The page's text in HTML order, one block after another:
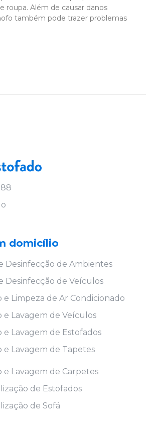
roupa. Além de causar danos
também pode trazer problemas
domicílio
Desinfecção de Ambientes
Desinfecção de Veículos
e Limpeza de Ar Condicionado
e Lavagem de Veículos
e Lavagem de Estofados
e Lavagem de Tapetes
e Lavagem de Carpetes
de Estofados
de Sofá